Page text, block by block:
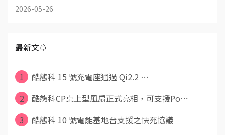
2026-05-26
最新文章
1
酷態科 15 號充電座通過 Qi2.2 ⋯
2
酷態科CP桌上型風扇正式亮相，可支援Po⋯
3
酷態科 10 號電能基地台支援之快充協議